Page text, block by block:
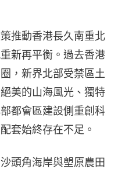
推動香港長久南重北
新再平衡。過去香港
，新界北部受禁區土
美的山海風光、獨特
都會區建設側重創科
套始終存在不足。
頭角海岸與塱原農田